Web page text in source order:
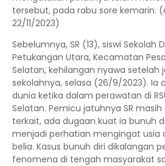
tersebut, pada rabu sore kemarin.
22/11/2023)
Sebelumnya, SR (13), siswi Sekolah
Petukangan Utara, Kecamatan
Selatan, kehilangan nyawa
sekolahnya, selasa (26/9/2023). Ia
dunia ketika dalam perawatan di
Selatan. Pemicu jatuhnya SR
terkait, ada dugaan kuat ia bunuh
menjadi perhatian mengingat usia
belia. Kasus bunuh diri dikalangan
fenomena di tengah masyarakat